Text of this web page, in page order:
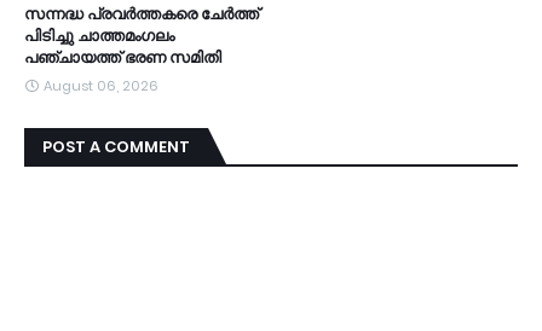
സന്നദ്ധ പ്രവർത്തകരെ ചേർത്ത്
പിടിച്ചു ചാത്തമംഗലം
പഞ്ചായത്ത്‌ ഭരണ സമിതി
August 06, 2026
POST A COMMENT